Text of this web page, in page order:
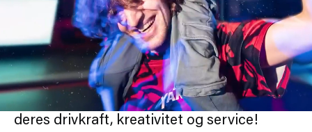
våre – med fokus på våre gjesters
opplevelse, sikkerhet og inspirasjon skapes
verdi for våre besøkere syv dager i uken,
året rundt. At våre ansatte har det bra er
viktig for oss, og vi blir daglig inspirert av
deres drivkraft, kreativitet og service!